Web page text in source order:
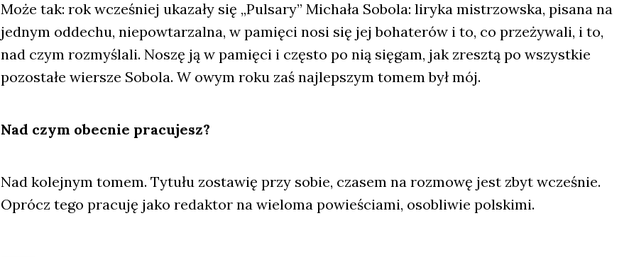
Może tak: rok wcze­śniej uka­za­ły się „Pul­sa­ry” Micha­ła Sobo­la: liry­ka mistrzow­ska, pisa­na na
jed­nym odde­chu, nie­po­wta­rzal­na, w pamię­ci nosi się jej boha­te­rów i to, co prze­ży­wa­li, i to,
nad czym roz­my­śla­li. Noszę ją w pamię­ci i czę­sto po nią się­gam, jak zresz­tą po wszyst­kie
pozo­sta­łe wier­sze Sobo­la. W owym roku zaś naj­lep­szym tomem był mój.
Nad czym obec­nie pra­cu­jesz?
Nad kolej­nym tomem. Tytu­łu zosta­wię przy sobie, cza­sem na roz­mo­wę jest zbyt wcze­śnie.
Oprócz tego pra­cu­ję jako redak­tor na wie­lo­ma powie­ścia­mi, oso­bli­wie pol­ski­mi.